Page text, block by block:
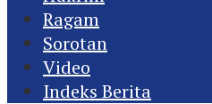
Ragam
Sorotan
Video
Indeks Berita